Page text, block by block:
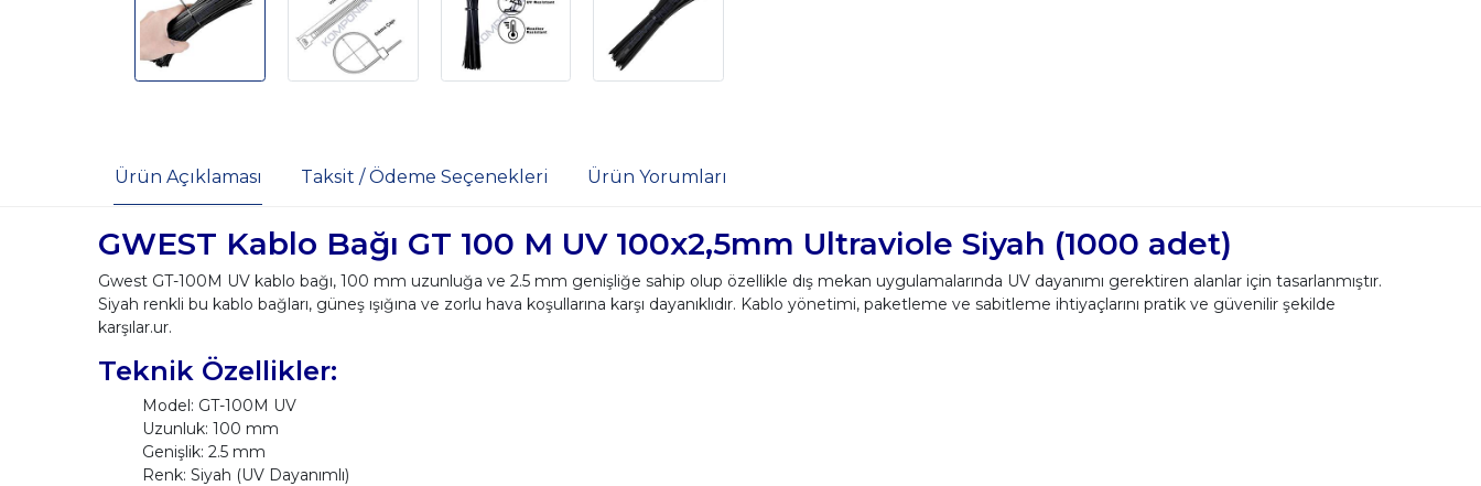
Ürün Açıklaması Taksit / Ödeme Seçenekleri Ürün Yorumları
GWEST Kablo Bağı GT 100 M UV 100x2,5mm Ultraviole Siyah (1000 adet)
Gwest GT-100M UV kablo bağı, 100 mm uzunluğa ve 2.5 mm genişliğe sahip olup özellikle dış mekan uygulamalarında UV dayanımı gerektiren alanlar için tasarlanmıştır.
Siyah renkli bu kablo bağları, güneş ışığına ve zorlu hava koşullarına karşı dayanıklıdır. Kablo yönetimi, paketleme ve sabitleme ihtiyaçlarını pratik ve güvenilir şekilde
karşılar.ur.
Teknik Özellikler:
Model: GT-100M UV
Uzunluk: 100 mm
Genişlik: 2.5 mm
Renk: Siyah (UV Dayanımlı)